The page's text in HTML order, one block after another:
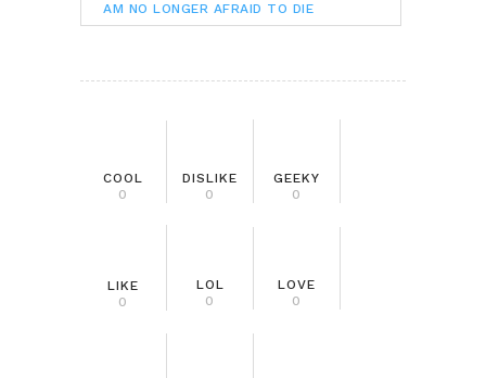
AM NO LONGER AFRAID TO DIE
COOL
0
DISLIKE
0
GEEKY
0
LIKE
0
LOL
0
LOVE
0